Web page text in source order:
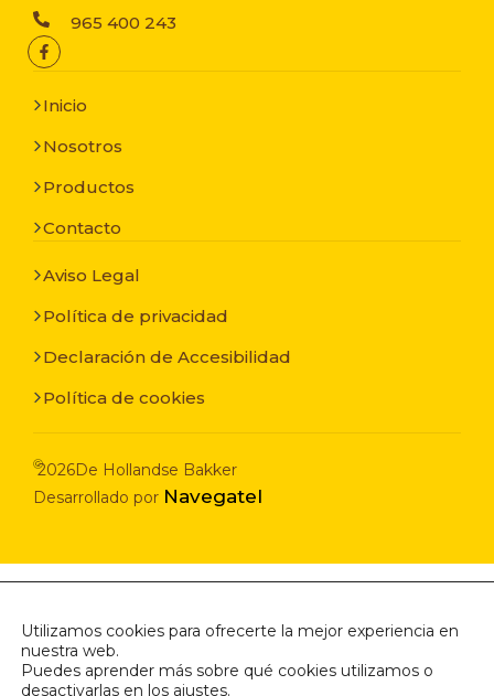
965 400 243
Inicio
Nosotros
Productos
Contacto
Aviso Legal
Política de privacidad
Declaración de Accesibilidad
Política de cookies
©2026De Hollandse Bakker
Desarrollado por Navegatel
Utilizamos cookies para ofrecerte la mejor experiencia en
nuestra web.
Puedes aprender más sobre qué cookies utilizamos o
desactivarlas en los ajustes.